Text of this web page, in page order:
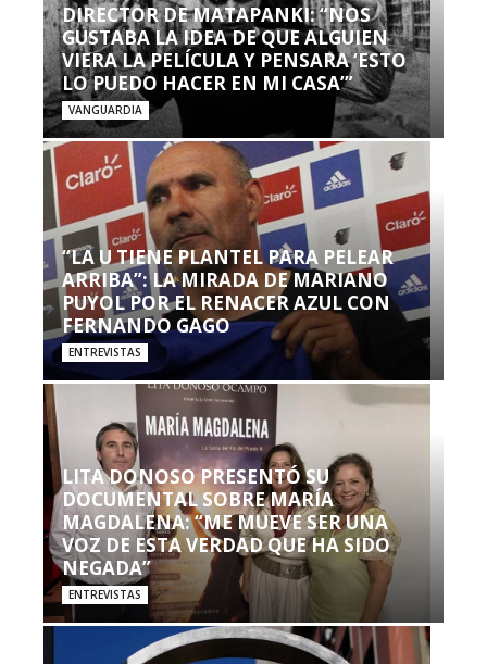
DIRECTOR DE MATAPANKI: “NOS
GUSTABA LA IDEA DE QUE ALGUIEN
VIERA LA PELÍCULA Y PENSARA ‘ESTO
LO PUEDO HACER EN MI CASA’”
VANGUARDIA
“LA U TIENE PLANTEL PARA PELEAR
ARRIBA”: LA MIRADA DE MARIANO
PUYOL POR EL RENACER AZUL CON
FERNANDO GAGO
ENTREVISTAS
LITA DONOSO PRESENTÓ SU
DOCUMENTAL SOBRE MARÍA
MAGDALENA: “ME MUEVE SER UNA
VOZ DE ESTA VERDAD QUE HA SIDO
NEGADA”
ENTREVISTAS